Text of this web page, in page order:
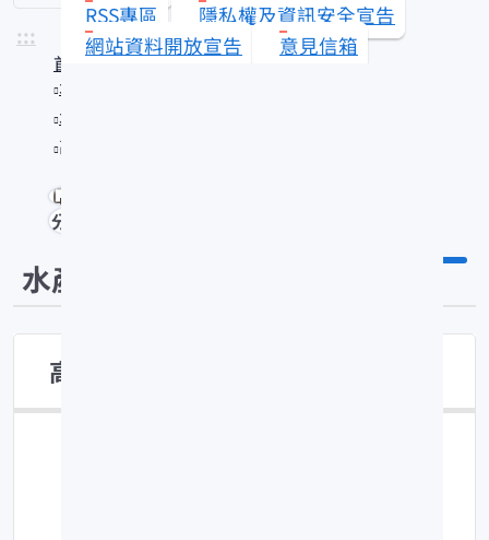
RSS專區
隱私權及資訊安全宣告
網站資料開放宣告
意見信箱
:::
首頁
水產知識館
水產技術
高體鰟鮍
分享
水產技術
高體鰟鮍